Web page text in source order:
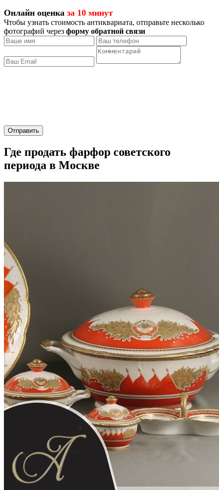
Онлайн оценка за 10 минут
Чтобы узнать стоимость антиквариата, отправьте несколько
фотографий через форму обратной связи
Отправить
Где продать фарфор советского
периода в Москве